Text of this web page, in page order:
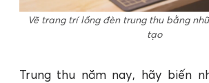
Vẽ trang trí lồng đèn trung thu bằng
tạo
Trung thu năm nay, hãy biến